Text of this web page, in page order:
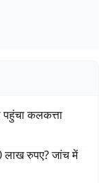
कलकत्ता
लाख रुपए? जांच में